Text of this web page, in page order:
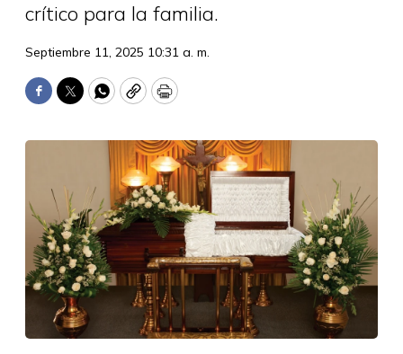
crítico para la familia.
Septiembre 11, 2025 10:31 a. m.
Facebook
TwitterWhatsApp
CopyPrint